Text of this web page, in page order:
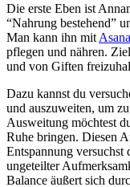
Die erste Eben ist
“Nahrung bestehend”
Man kann ihn mit
pflegen und nähren.
und von Giften
Dazu kannst du
und auszuweiten, um
Ausweitung möchtest
Ruhe bringen. Diesen
Entspannung
ungeteilter
Balance äußert sich